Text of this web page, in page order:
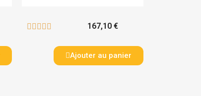
     167,10 €
Ajouter au panier